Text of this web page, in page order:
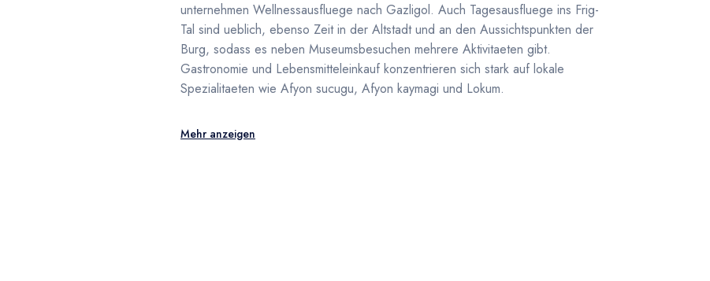
unternehmen Wellnessausfluege nach Gazligol. Auch Tagesausfluege ins Frig-
Tal sind ueblich, ebenso Zeit in der Altstadt und an den Aussichtspunkten der
Burg, sodass es neben Museumsbesuchen mehrere Aktivitaeten gibt.
Gastronomie und Lebensmitteleinkauf konzentrieren sich stark auf lokale
Spezialitaeten wie Afyon sucugu, Afyon kaymagi und Lokum.
Mehr anzeigen